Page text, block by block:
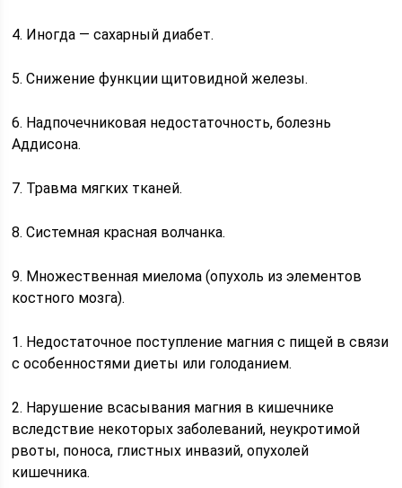
4. Иногда — сахарный диабет.
5. Снижение функции щитовидной железы.
6. Надпочечниковая недостаточность, болезнь
Аддисона.
7. Травма мягких тканей.
8. Системная красная волчанка.
9. Множественная миелома (опухоль из элементов
костного мозга).
1. Недостаточное поступление магния с пищей в связи
с особенностями диеты или голоданием.
2. Нарушение всасывания магния в кишечнике
вследствие некоторых заболеваний, неукротимой
рвоты, поноса, глистных инвазий, опухолей
кишечника.